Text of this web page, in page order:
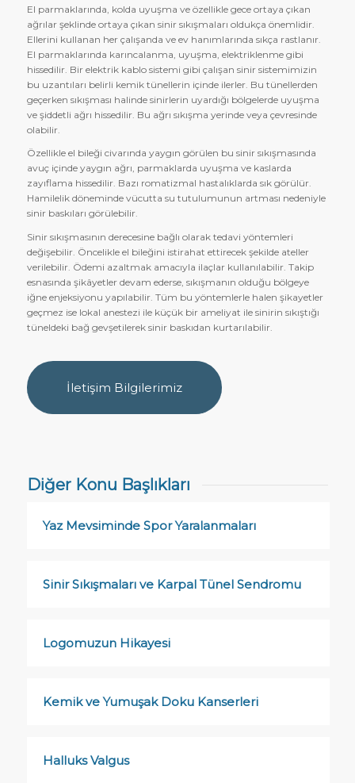
El parmaklarında, kolda uyuşma ve özellikle gece ortaya çıkan
ağrılar şeklinde ortaya çıkan sinir sıkışmaları oldukça önemlidir.
Ellerini kullanan her çalışanda ve ev hanımlarında sıkça rastlanır.
El parmaklarında karıncalanma, uyuşma, elektriklenme gibi
hissedilir. Bir elektrik kablo sistemi gibi çalışan sinir sistemimizin
bu uzantıları belirli kemik tünellerin içinde ilerler. Bu tünellerden
geçerken sıkışması halinde sinirlerin uyardığı bölgelerde uyuşma
ve şiddetli ağrı hissedilir. Bu ağrı sıkışma yerinde veya çevresinde
olabilir.
Özellikle el bileği civarında yaygın görülen bu sinir sıkışmasında
avuç içinde yaygın ağrı, parmaklarda uyuşma ve kaslarda
zayıflama hissedilir. Bazı romatizmal hastalıklarda sık görülür.
Hamilelik döneminde vücutta su tutulumunun artması nedeniyle
sinir baskıları görülebilir.
Sinir sıkışmasının derecesine bağlı olarak tedavi yöntemleri
değişebilir. Öncelikle el bileğini istirahat ettirecek şekilde ateller
verilebilir. Ödemi azaltmak amacıyla ilaçlar kullanılabilir. Takip
esnasında şikâyetler devam ederse, sıkışmanın olduğu bölgeye
iğne enjeksiyonu yapılabilir. Tüm bu yöntemlerle halen şikayetler
geçmez ise lokal anestezi ile küçük bir ameliyat ile sinirin sıkıştığı
tüneldeki bağ gevşetilerek sinir baskıdan kurtarılabilir.
İletişim Bilgilerimiz
Diğer Konu Başlıkları
Yaz Mevsiminde Spor Yaralanmaları
Sinir Sıkışmaları ve Karpal Tünel Sendromu
Logomuzun Hikayesi
Kemik ve Yumuşak Doku Kanserleri
Halluks Valgus